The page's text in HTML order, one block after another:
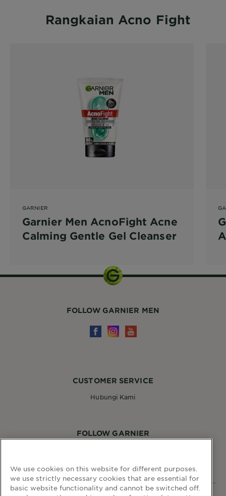
Rangkaian Acno Fight
GARNIER
Garnier Men AcnoFight Acne
Calming Gentle Gel Cleanser
CUSTOMER SERVICE
Hubungi Kami
FOLLOW GARNIER
FOLLOW GARNIER MEN
We use cookies on this website for different purposes.
we use strictly necessary cookies that are essential for
basic website functionality and cannot be switched off.